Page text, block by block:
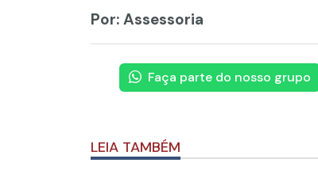
Por: Assessoria
Faça parte do nosso grupo
LEIA TAMBÉM